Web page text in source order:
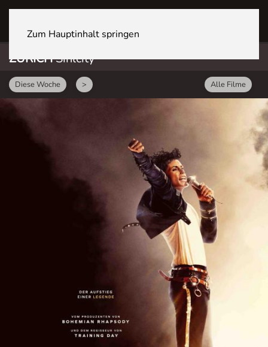
Zum Hauptinhalt springen
ZÜRICHSihlcity
Diese Woche > Alle Filme